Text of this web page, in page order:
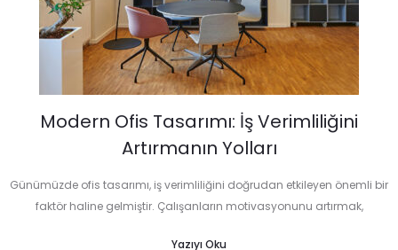
Modern Ofis Tasarımı: İş Verimliliğini
Artırmanın Yolları
Günümüzde ofis tasarımı, iş verimliliğini doğrudan etkileyen önemli bir
faktör haline gelmiştir. Çalışanların motivasyonunu artırmak,
Yazıyı Oku